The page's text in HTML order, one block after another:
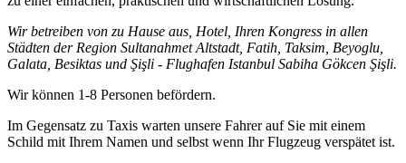
Wir betreiben von zu Hause aus, Hotel, Ihren Kongress in allen
Städten der Region Sultanahmet Altstadt, Fatih, Taksim, Beyoglu,
Galata, Besiktas und Şişli - Flughafen Istanbul Sabiha Gökcen Şişli.
Wir können 1-8 Personen befördern.
Im Gegensatz zu Taxis warten unsere Fahrer auf Sie mit einem
Schild mit Ihrem Namen und selbst wenn Ihr Flugzeug verspätet ist.